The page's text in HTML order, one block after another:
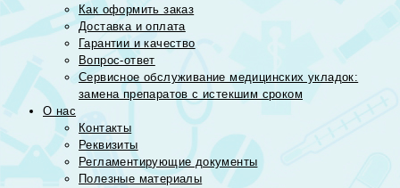
Как оформить заказ
Доставка и оплата
Гарантии и качество
Вопрос-ответ
Сервисное обслуживание медицинских укладок:
замена препаратов с истекшим сроком
О нас
Контакты
Реквизиты
Регламентирующие документы
Полезные материалы